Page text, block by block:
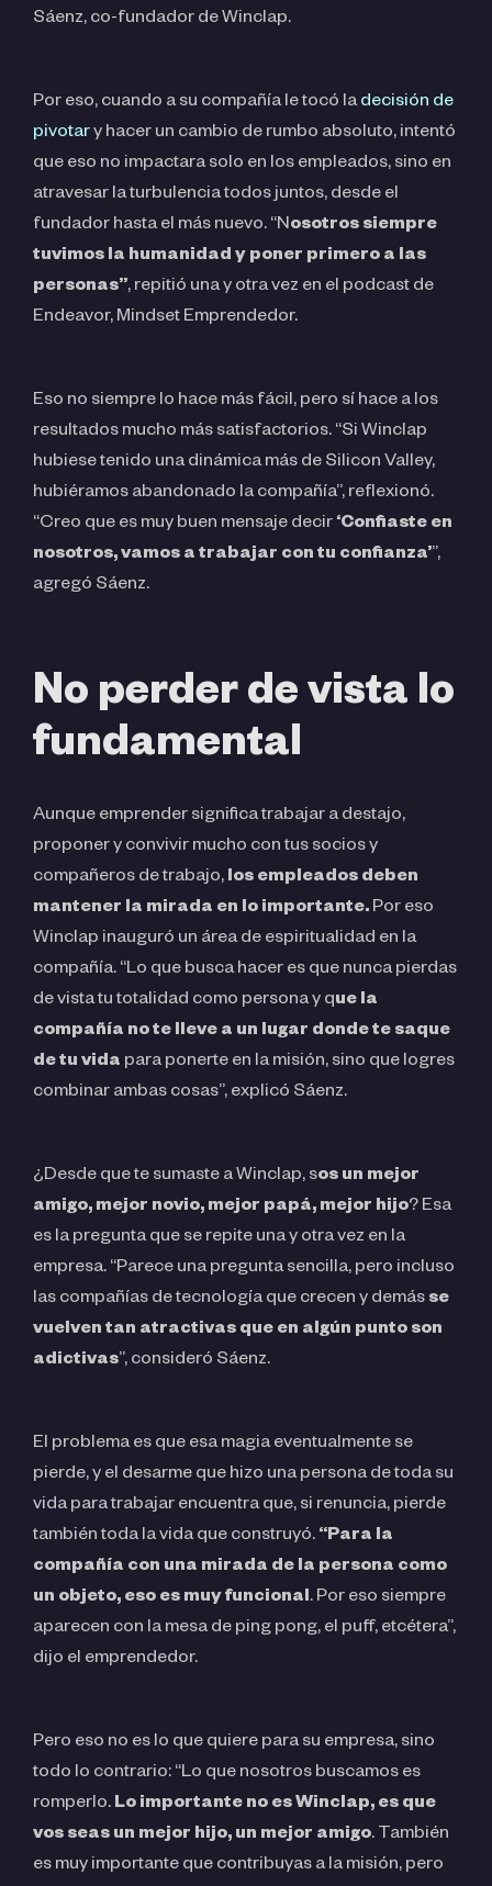
Sáenz, co-fundador de Winclap.
Por eso, cuando a su compañía le tocó ladecisión de
pivotary hacer un cambio de rumbo absoluto, intentó
que eso no impactara solo en los empleados, sino en
atravesar la turbulencia todos juntos, desde el
fundador hasta el más nuevo. “Nosotros siempre
tuvimos la humanidad y poner primero a las
personas”, repitió una y otra vez en el podcast de
Endeavor, Mindset Emprendedor.
Eso no siempre lo hace más fácil, pero sí hace a los
resultados mucho más satisfactorios. “Si Winclap
hubiese tenido una dinámica más de Silicon Valley,
hubiéramos abandonado la compañía”, reflexionó.
“Creo que es muy buen mensaje decir ‘Confiaste en
nosotros, vamos a trabajar con tu confianza’”,
agregó Sáenz.
No perder de vista lo
fundamental
Aunque emprender significa trabajar a destajo,
proponer y convivir mucho con tus socios y
compañeros de trabajo, los empleados deben
mantener la mirada en lo importante. Por eso
Winclap inauguró un área de espiritualidad en la
compañía. “Lo que busca hacer es que nunca pierdas
de vista tu totalidad como persona y que la
compañía no te lleve a un lugar donde te saque
de tu vida para ponerte en la misión, sino que logres
combinar ambas cosas”, explicó Sáenz.
¿Desde que te sumaste a Winclap, sos un mejor
amigo, mejor novio, mejor papá, mejor hijo? Esa
es la pregunta que se repite una y otra vez en la
empresa. “Parece una pregunta sencilla, pero incluso
las compañías de tecnología que crecen y demás se
vuelven tan atractivas que en algún punto son
adictivas”, consideró Sáenz.
El problema es que esa magia eventualmente se
pierde, y el desarme que hizo una persona de toda su
vida para trabajar encuentra que, si renuncia, pierde
también toda la vida que construyó. “Para la
compañía con una mirada de la persona como
un objeto, eso es muy funcional. Por eso siempre
aparecen con la mesa de ping pong, el puff, etcétera”,
dijo el emprendedor.
Pero eso no es lo que quiere para su empresa, sino
todo lo contrario: “Lo que nosotros buscamos es
romperlo. Lo importante no es Winclap, es que
vos seas un mejor hijo, un mejor amigo. También
es muy importante que contribuyas a la misión, pero